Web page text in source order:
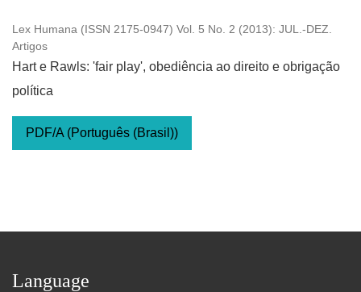
Lex Humana (ISSN 2175-0947) Vol. 5 No. 2 (2013): JUL.-DEZ.
Artigos
Hart e Rawls: 'fair play', obediência ao direito e obrigação
política
PDF/A (Português (Brasil))
Language